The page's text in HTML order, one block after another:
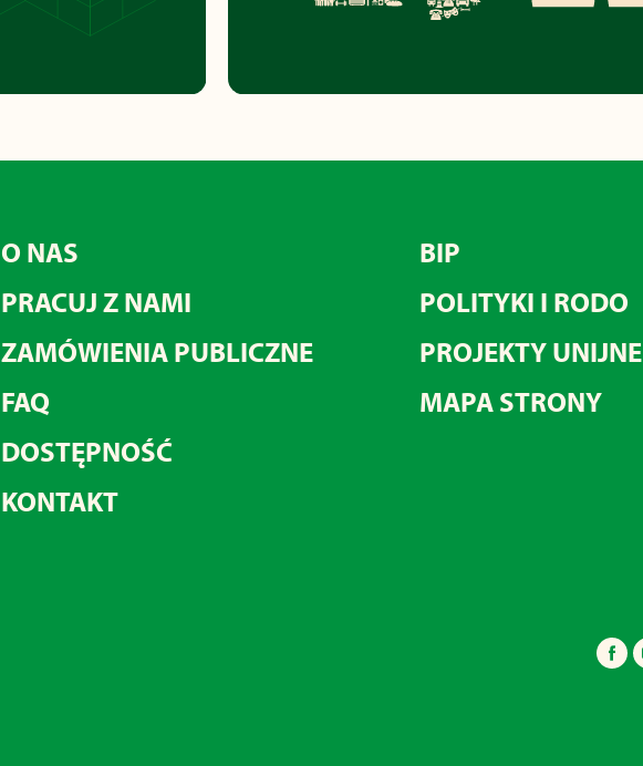
O NAS
PRACUJ Z NAMI
ZAMÓWIENIA PUBLICZNE
FAQ
DOSTĘPNOŚĆ
KONTAKT
BIP
POLITYKI I RODO
PROJEKTY UNIJNE
MAPA STRONY